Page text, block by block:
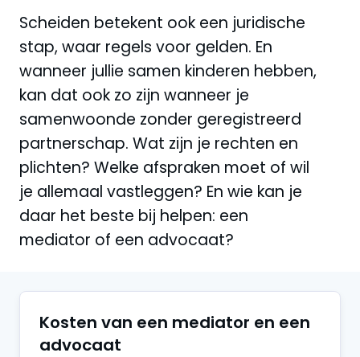
Scheiden betekent ook een juridische
stap, waar regels voor gelden. En
wanneer jullie samen kinderen hebben,
kan dat ook zo zijn wanneer je
samenwoonde zonder geregistreerd
partnerschap. Wat zijn je rechten en
plichten? Welke afspraken moet of wil
je allemaal vastleggen? En wie kan je
daar het beste bij helpen: een
mediator of een advocaat?
Kosten van een mediator en een
advocaat